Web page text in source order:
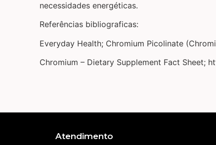
necessidades energéticas.
Referências bibliograficas:
Everyday Health; Chromium Picolinate
Chromium – Dietary Supplement Fact Sheet;
Atendimento